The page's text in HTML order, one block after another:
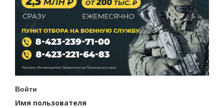
Войти
Имя пользователя